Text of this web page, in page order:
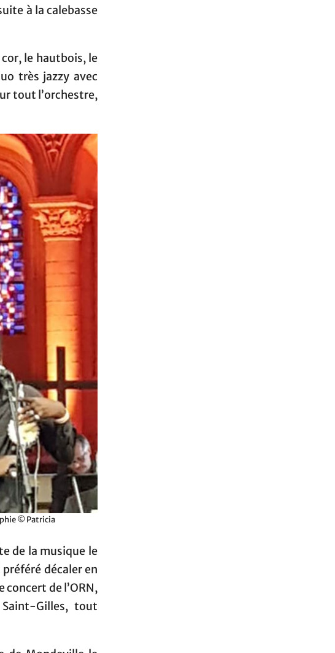
à la calebasse
le hautbois, le
très jazzy avec
tout l’orchestre,
© Patricia
de la musique le
préféré décaler en
de l’ORN,
Gilles, tout